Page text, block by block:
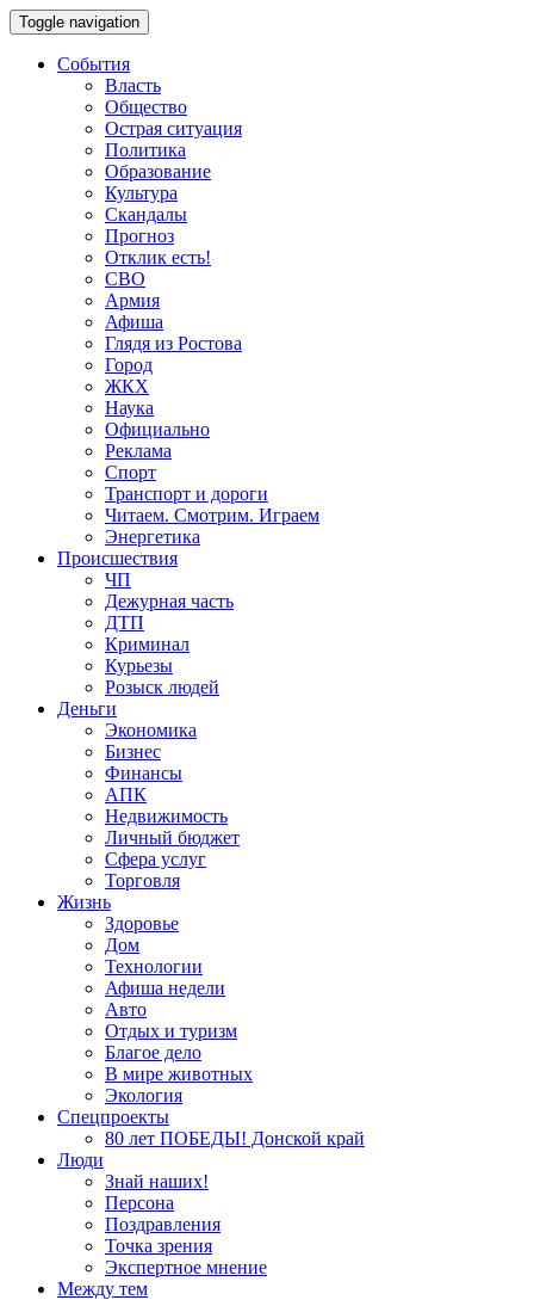
Toggle navigation
События
Власть
Общество
Острая ситуация
Политика
Образование
Культура
Скандалы
Прогноз
Отклик есть!
СВО
Армия
Афиша
Глядя из Ростова
Город
ЖКХ
Наука
Официально
Реклама
Спорт
Транспорт и дороги
Читаем. Смотрим. Играем
Энергетика
Происшествия
ЧП
Дежурная часть
ДТП
Криминал
Курьезы
Розыск людей
Деньги
Экономика
Бизнес
Финансы
АПК
Недвижимость
Личный бюджет
Сфера услуг
Торговля
Жизнь
Здоровье
Дом
Технологии
Афиша недели
Авто
Отдых и туризм
Благое дело
В мире животных
Экология
Спецпроекты
80 лет ПОБЕДЫ! Донской край
Люди
Знай наших!
Персона
Поздравления
Точка зрения
Экспертное мнение
Между тем